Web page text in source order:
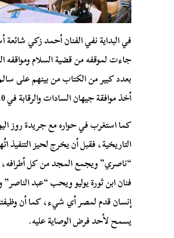
في البداية نفي الفنان أحمد زكي شائعة
جاءت لموقفه من قضية السلام ومواقفه
بعدد كبير من الكتاب من بينهم على
أخذ موافقة جيهان السادات والرقابة في 10 مارس 1994.
التاريخية، فقبل أن يخرج لحيز
“ناصري” ويجمع المجد من كل أطرافه،
فنان ابن ثورة يوليو ويحب “عبد
إنسان قدم لمصر أي شيء، كما أن
يسمح لأحد فرض الوصاية عليه.